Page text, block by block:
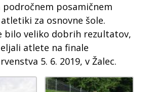
posamičnem
za osnovne šole.
bilo veliko dobrih rezultatov,
atlete na finale
5. 6. 2019, v Žalec.